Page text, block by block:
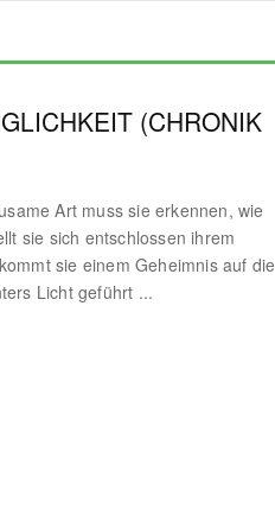
(CHRONIK
Art muss sie erkennen, wie
sie sich entschlossen ihrem
sie einem Geheimnis auf die
Licht geführt ...